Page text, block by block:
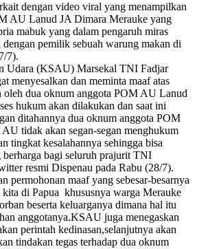
dengan video viral yang menampilkan
AU Lanud JA Dimara Merauke yang
mabuk yang dalam pengaruh miras
pemilik sebuah warung makan di
7).
Udara (KSAU) Marsekal TNI Fadjar
menyesalkan dan meminta maaf atas
oleh dua oknum anggota POM AU Lanud
hukum akan dilakukan dan saat ini
ditahannya dua oknum anggota POM
tidak akan segan-segan menghukum
tingkat kesalahannya sehingga bisa
bagi seluruh prajurit TNI
resmi Dispenau pada Rabu (28/7).
maaf yang sebesar-besarnya
kita di Papua khususnya warga Merauke
beserta keluarganya dimana hal itu
anggotanya.KSAU juga menegaskan
perintah kedinasan,selanjutnya akan
tindakan tegas terhadap dua oknum